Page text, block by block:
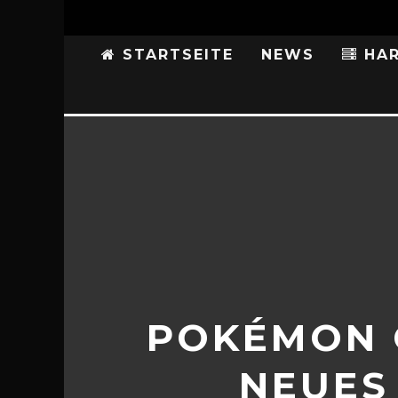
STARTSEITE NEWS
POKÉMON